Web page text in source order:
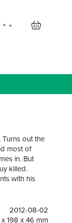
out the
most of
in. But
killed.
with his
now in
learns
his
2012-08-02
198 x 46 mm